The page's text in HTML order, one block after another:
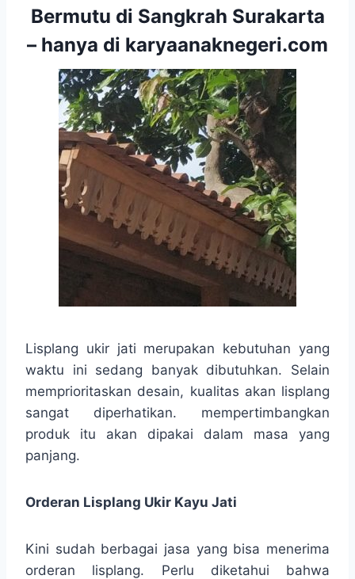
Bermutu di Sangkrah Surakarta
– hanya di karyaanaknegeri.com
Lisplang ukir jati merupakan kebutuhan yang
waktu ini sedang banyak dibutuhkan. Selain
memprioritaskan desain, kualitas akan lisplang
sangat diperhatikan. mempertimbangkan
produk itu akan dipakai dalam masa yang
panjang.
Orderan Lisplang Ukir Kayu Jati
Kini sudah berbagai jasa yang bisa menerima
orderan lisplang. Perlu diketahui bahwa